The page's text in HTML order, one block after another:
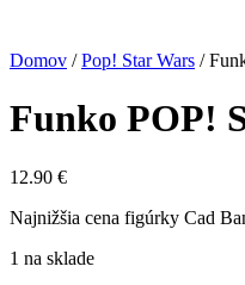
Domov / Pop! Star Wars /
Funko POP!
12.90 €
Najnižšia cena figúrky Cad
1 na sklade